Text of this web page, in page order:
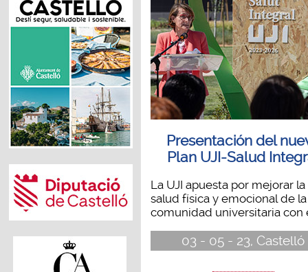
Presentación del
Plan UJI-Salud
La UJI apuesta por mejorar la
salud física y emocional de la
comunidad universitaria con
03 - 05 - 23, Castelló